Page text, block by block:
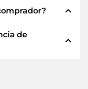
y utilizamos
como:
ApplePay,
expand_less
comprador las
lo que
de
expand_less
nuevo